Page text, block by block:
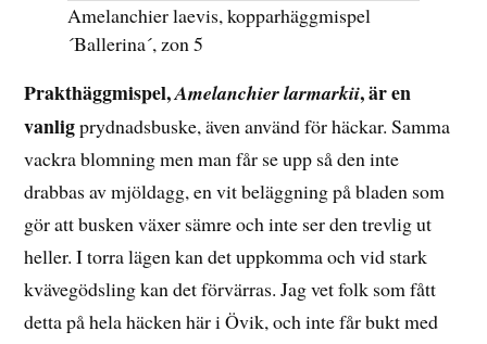
Amelanchier laevis, kopparhäggmispel
´Ballerina´, zon 5
Prakthäggmispel,Amelanchier larmarkii, är en
vanligprydnadsbuske, även använd för häckar. Samma
vackra blomning men man får se upp så den inte
drabbas av mjöldagg, en vit beläggning på bladen som
gör att busken växer sämre och inte ser den trevlig ut
heller. I torra lägen kan det uppkomma och vid stark
kvävegödsling kan det förvärras. Jag vet folk som fått
detta på hela häcken här i Övik, och inte får bukt med